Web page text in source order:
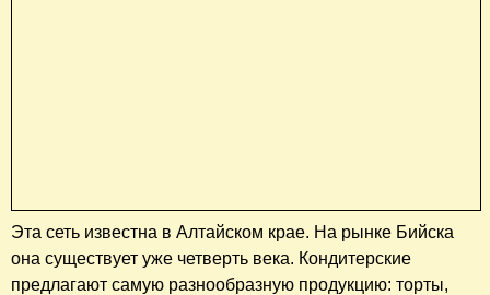
Эта сеть известна в Алтайском крае. На рынке Бийска
она существует уже четверть века. Кондитерские
предлагают самую разнообразную продукцию: торты,